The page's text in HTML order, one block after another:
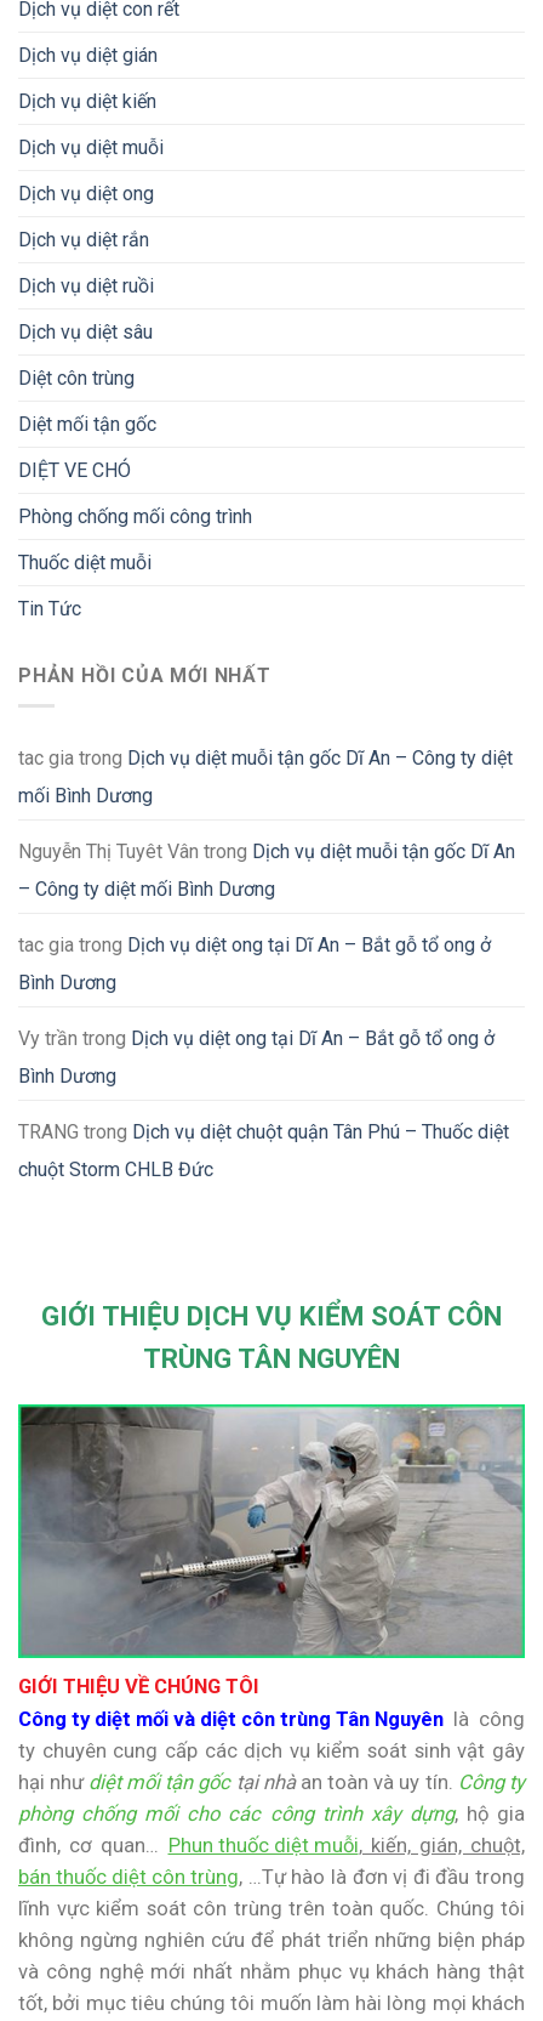
Dịch vụ diệt con rết
Dịch vụ diệt gián
Dịch vụ diệt kiến
Dịch vụ diệt muỗi
Dịch vụ diệt ong
Dịch vụ diệt rắn
Dịch vụ diệt ruồi
Dịch vụ diệt sâu
Diệt côn trùng
Diệt mối tận gốc
DIỆT VE CHÓ
Phòng chống mối công trình
Thuốc diệt muỗi
Tin Tức
PHẢN HỒI CỦA MỚI NHẤT
tac gia trong Dịch vụ diệt muỗi tận gốc Dĩ An – Công ty diệt
mối Bình Dương
Nguyễn Thị Tuyêt Vân trong Dịch vụ diệt muỗi tận gốc Dĩ An
– Công ty diệt mối Bình Dương
tac gia trong Dịch vụ diệt ong tại Dĩ An – Bắt gỗ tổ ong ở
Bình Dương
Vy trần trong Dịch vụ diệt ong tại Dĩ An – Bắt gỗ tổ ong ở
Bình Dương
TRANG trong Dịch vụ diệt chuột quận Tân Phú – Thuốc diệt
chuột Storm CHLB Đức
GIỚI THIỆU DỊCH VỤ KIỂM SOÁT CÔN
TRÙNG TÂN NGUYÊN
GIỚI THIỆU VỀ CHÚNG TÔI
Công ty diệt mối và diệt côn trùng Tân Nguyên là công
ty chuyên cung cấp các dịch vụ kiểm soát sinh vật gây
hại như diệt mối tận gốctại nhàan toàn và uy tín. Công ty
phòng chống mối cho các công trình xây dựng, hộ gia
đình, cơ quan… Phun thuốc diệt muỗi, kiến, gián, chuột,
bán thuốc diệt côn trùng, …Tự hào là đơn vị đi đầu trong
lĩnh vực kiểm soát côn trùng trên toàn quốc. Chúng tôi
không ngừng nghiên cứu để phát triển những biện pháp
và công nghệ mới nhất nhằm phục vụ khách hàng thật
tốt, bởi mục tiêu chúng tôi muốn làm hài lòng mọi khách